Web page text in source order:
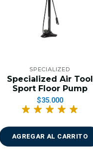
SPECIALIZED
Specialized Air Tool
Sport Floor Pump
$35.000
AGREGAR AL CARRITO